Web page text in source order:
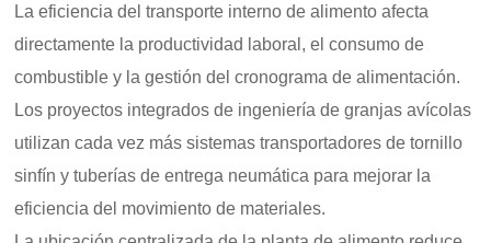
La eficiencia del transporte interno de alimento afecta
directamente la productividad laboral, el consumo de
combustible y la gestión del cronograma de alimentación.
Los proyectos integrados de ingeniería de granjas avícolas
utilizan cada vez más sistemas transportadores de tornillo
sinfín y tuberías de entrega neumática para mejorar la
eficiencia del movimiento de materiales.